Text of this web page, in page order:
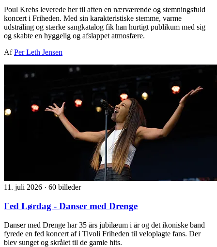
Poul Krebs leverede her til aften en nærværende og stemningsfuld
koncert i Friheden. Med sin karakteristiske stemme, varme
udstråling og stærke sangkatalog fik han hurtigt publikum med sig
og skabte en hyggelig og afslappet atmosfære.
AfPer Leth Jensen
11. juli 2026 · 60 billeder
Fed Lørdag - Danser med Drenge
Danser med Drenge har 35 års jubilæum i år og det ikoniske band
fyrede en fed koncert af i Tivoli Friheden til veloplagte fans. Der
blev sunget og skrålet til de gamle hits.